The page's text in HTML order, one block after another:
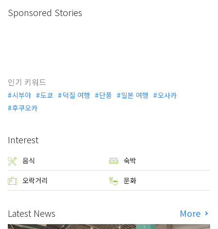
Sponsored Stories
인기 키워드
시부야 도쿄 덕질 여행 단풍 일본 여행
오사카
후쿠오카
Interest
음식 숙박
오락거리 문화
Latest News More